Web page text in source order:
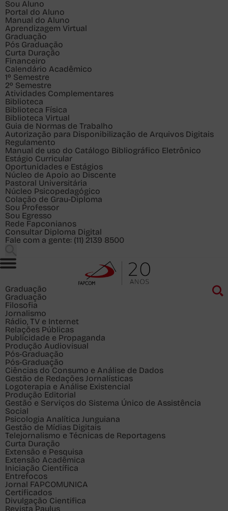
Sou Aluno
Portal do Aluno
Manual do Aluno
Aprendizagem Virtual
Graduação
Pós Graduação
Curta Duração
Financeiro
Calendário Acadêmico
1º Semestre
2º Semestre
Atividades Complementares
Biblioteca
Biblioteca Física
Biblioteca Virtual
Guia de Normas de Trabalho
Autorização para Disponibilização de Arquivos Digitais
Regulamento
Manual de uso do Catálogo Bibliográfico Eletrônico
Estágio Curricular
Oportunidades e Estágios
Núcleo de Apoio ao Discente
Pastoral Universitária
Núcleo Psicopedagógico
Colação de Grau-Diploma
Sou Professor
Sou Egresso
Rede Fapconianos
Consultar Diploma Digital
Fale com a gente: (11) 2139 8500
Graduação
Graduação
Filosofia
Jornalismo
Rádio, TV e Internet
Relações Públicas
Publicidade e Propaganda
Produção Audiovisual
Pós-Graduação
Pós-Graduação
Ciências do Consumo e Análise de Dados
Gestão de Redações Jornalísticas
Logoterapia e Análise Existencial
Produção Editorial
Gestão e Serviços do Sistema Único de Assistência
Social
Psicologia Analítica Junguiana
Gestão de Mídias Digitais
Telejornalismo e Técnicas de Reportagens
Curta Duração
Extensão e Pesquisa
Extensão Acadêmica
Iniciação Científica
Entrefocos
Jornal FAPCOMUNICA
Certificados
Divulgação Cientifica
Revista Paulus